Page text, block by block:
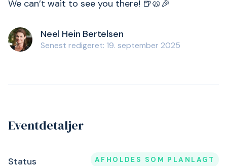
We can’t wait to see you there! 🍺🥨🎉
Neel Hein Bertelsen
Senest redigeret: 19. september 2025
Eventdetaljer
Status AFHOLDES SOM PLANLAGT